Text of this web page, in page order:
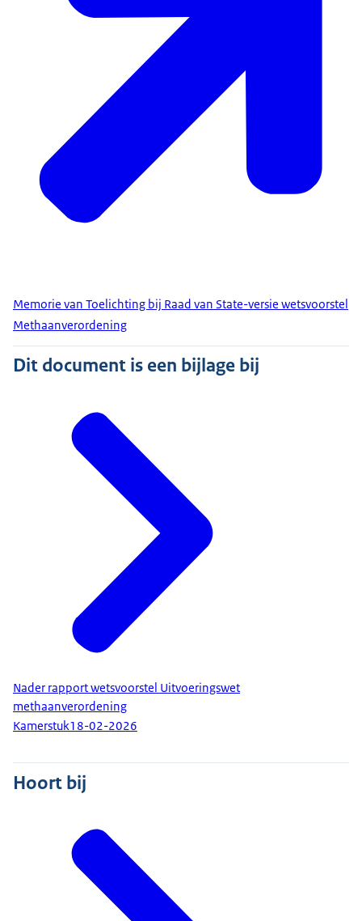
Memorie van Toelichting bij Raad van State-versie wetsvoorstel
Methaanverordening
Dit document is een bijlage bij
Nader rapport wetsvoorstel Uitvoeringswet
methaanverordening
Kamerstuk18-02-2026
Hoort bij